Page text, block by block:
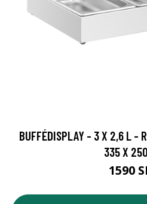
BUFFÉDISPLAY - 3 X 2,6 L -
335 X
1590